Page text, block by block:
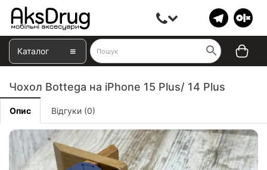
Каталог
Чохол Bottega на iPhone 15 Plus/ 14 Plus
Опис Відгуки (0)